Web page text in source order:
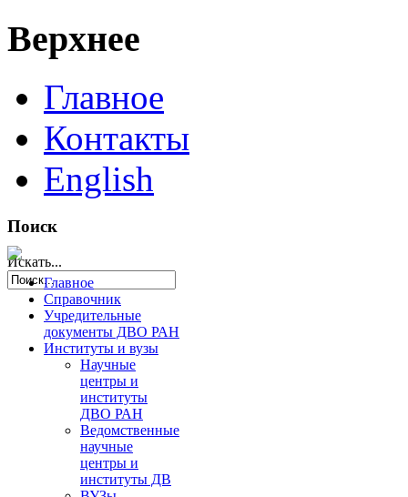
Верхнее
Главное
Контакты
English
Поиск
Искать...
Главное
Справочник
Учредительные
документы ДВО РАН
Институты и вузы
Научные
центры и
институты
ДВО РАН
Ведомственные
научные
центры и
институты ДВ